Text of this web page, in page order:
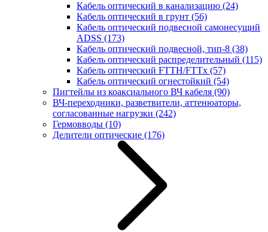
Кабель оптический в канализацию (24)
Кабель оптический в грунт (56)
Кабель оптический подвесной самонесущий
ADSS (173)
Кабель оптический подвесной, тип-8 (38)
Кабель оптический распределительный (115)
Кабель оптический FTTH/FTTx (57)
Кабель оптический огнестойкий (54)
Пигтейлы из коаксиального ВЧ кабеля (90)
ВЧ-переходники, разветвители, аттенюаторы,
согласованные нагрузки (242)
Гермовводы (10)
Делители оптические (176)